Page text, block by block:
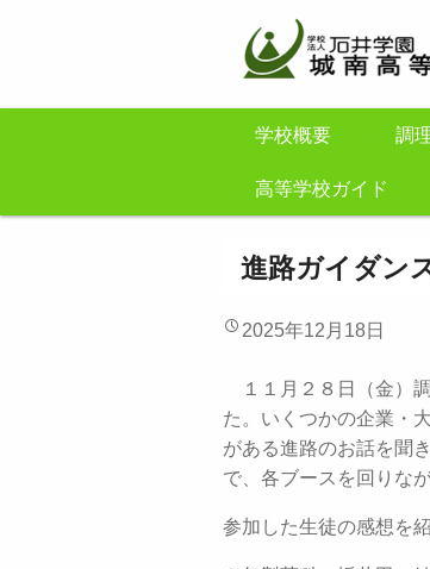
学校概要 調
高等学校ガイド
進路ガイダン
2025年12月18日
１１月２８日（金）
た。いくつかの企業・
がある進路のお話を聞
で、各ブースを回りな
参加した生徒の感想を